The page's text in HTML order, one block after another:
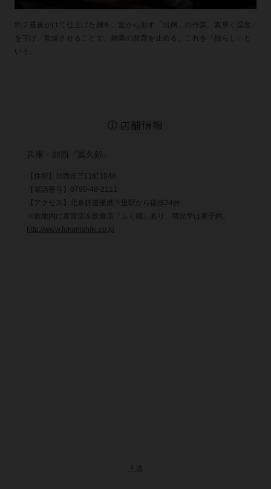
約２昼夜かけて仕上げた麹を、室から出す「出麹」の作業。素早く温度
を下げ、乾燥させることで、麹菌の発育を止める。これを「枯らし」と
いう。
店舗情報
兵庫・加西『冨久錦』
【住所】加西市三口町1048
【電話番号】0790-48-2111
【アクセス】北条鉄道播磨下里駅から徒歩24分
※敷地内に直営店＆飲食店『ふく蔵』あり、蔵見学は要予約。
http://www.fukunishiki.co.jp